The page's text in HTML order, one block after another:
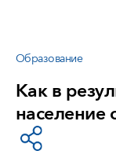
Образование
Как в
население